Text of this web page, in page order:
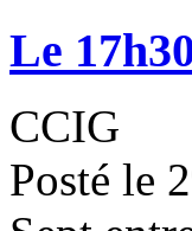
Le
CCIG
Posté le